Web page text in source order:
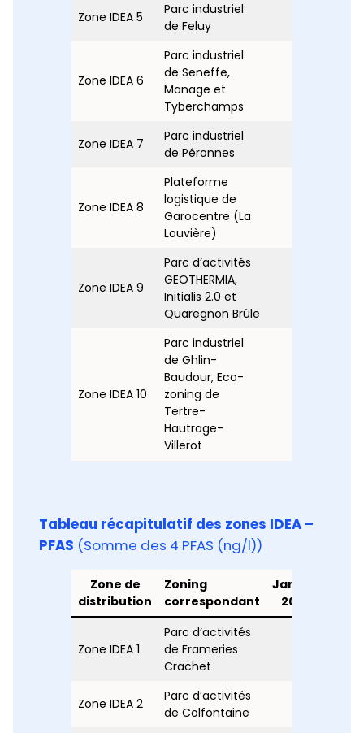
Zone IDEA 5
Parc industriel
de Feluy
Zone IDEA 6
Parc industriel
de Seneffe,
Manage et
Tyberchamps
Zone IDEA 7
Parc industriel
de Péronnes
Zone IDEA 8
Plateforme
logistique de
Garocentre (La
Louvière)
Zone IDEA 9
Parc d’activités
GEOTHERMIA,
Initialis 2.0 et
Quaregnon Brûle
Zone IDEA 10
Parc industriel
de Ghlin-
Baudour, Eco-
zoning de
Tertre-
Hautrage-
Villerot
Tableau récapitulatif des zones IDEA –
PFAS (Somme des 4 PFAS (ng/l))
Zone de
distribution
Zoning
correspondant
Janvier
2024
Zone IDEA 1
Parc d’activités
de Frameries
Crachet
Zone IDEA 2
Parc d’activités
de Colfontaine